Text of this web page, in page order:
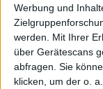
Werbung und
werden.
Mit Ihrer
über Gerätescans
abfragen. Sie
klicken, um der o.